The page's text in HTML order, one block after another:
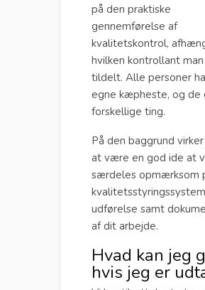
på den praktiske
gennemførelse af
kvalitetskontrol,
hvilken kontrollant
tildelt. Alle personer
egne kæpheste, og de
forskellige ting.
På den baggrund
at være en god ide at
særdeles opmærksom
udførelse samt
af dit arbejde.
Hvad kan jeg
hvis jeg er